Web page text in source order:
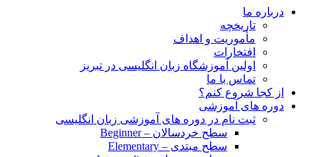
درباره ما
تاریخچه
مأموریت و اهداف
افتخارات
اولین آموزشگاه زبان انگلیسی در تبریز
تماس با ما
از کجا شروع کنم؟
دوره های آموزشی
ثبت نام در دوره های آموزشی زبان انگلیسی
سطح خردسالان – Beginner
سطح مبتدی – Elementary